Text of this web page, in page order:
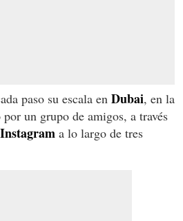
paso su escala en Dubai, en la
por un grupo de amigos, a través
Instagram a lo largo de tres